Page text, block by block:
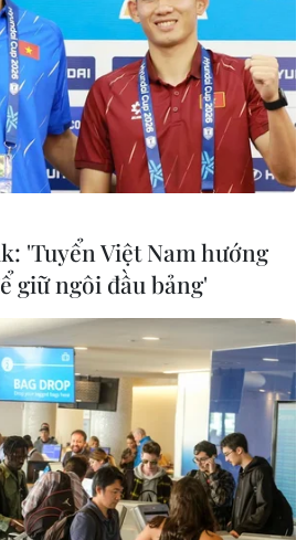
'Tuyển Việt Nam hướng
giữ ngôi đầu bảng'